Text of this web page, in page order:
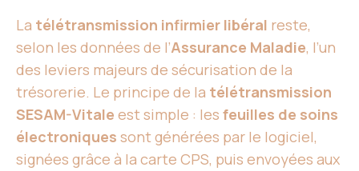
La télétransmission infirmier libéral reste,
selon les données de l’Assurance Maladie, l’un
des leviers majeurs de sécurisation de la
trésorerie. Le principe de la télétransmission
SESAM-Vitale est simple : les feuilles de soins
électroniques sont générées par le logiciel,
signées grâce à la carte CPS, puis envoyées aux